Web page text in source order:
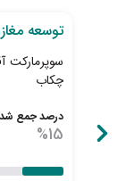
توسعه
سوپرمارکت
چکاب
درصد جمع
%15